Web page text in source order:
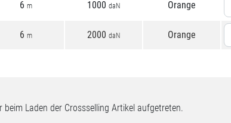
6 m 1000 daN Orange
6 m 2000 daN Orange
beim Laden der Crossselling Artikel aufgetreten.